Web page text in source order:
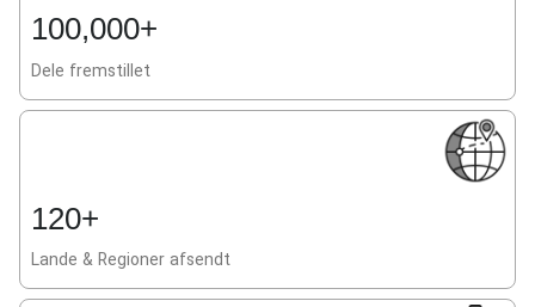
100,000+
Dele fremstillet
120+
Lande & Regioner afsendt